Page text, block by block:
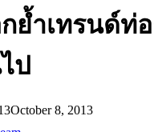
ย้ำเทรนด์ท่
ป
October 8, 2013